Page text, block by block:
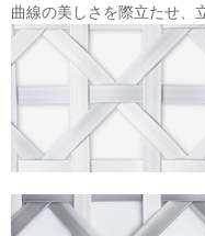
曲線の美しさを際立たせ、